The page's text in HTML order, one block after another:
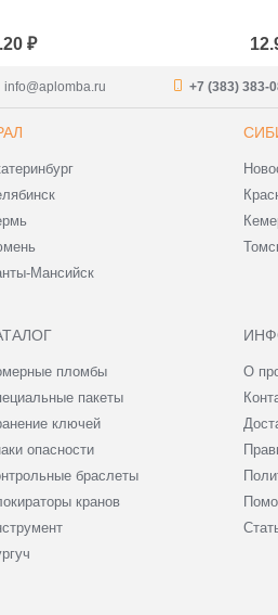
₽
info@aplomba.ru +7 (383) 383-
Мансийск
пломбы
пакеты
ключей
опасности
браслеты
кранов
О